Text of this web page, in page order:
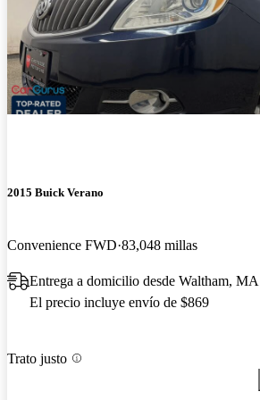
2015 Buick Verano
Convenience FWD 83,048 millas
Entrega a domicilio desde Waltham, MA
El precio incluye envío de $869
Trato justo